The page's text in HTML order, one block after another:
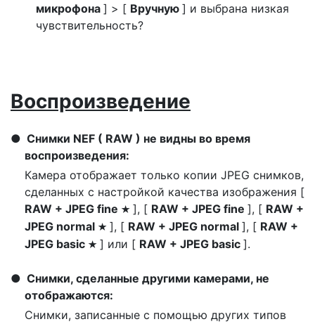
микрофона ] > [ Вручную ] и выбрана низкая
чувствительность?
Воспроизведение
Снимки NEF ( RAW ) не видны во время
воспроизведения:
Камера отображает только копии JPEG снимков,
сделанных с настройкой качества изображения [
RAW + JPEG fine m ], [ RAW + JPEG fine ], [ RAW +
JPEG normal m ], [ RAW + JPEG normal ], [ RAW +
JPEG basic m ] или [ RAW + JPEG basic ].
Снимки, сделанные другими камерами, не
отображаются:
Снимки, записанные с помощью других типов